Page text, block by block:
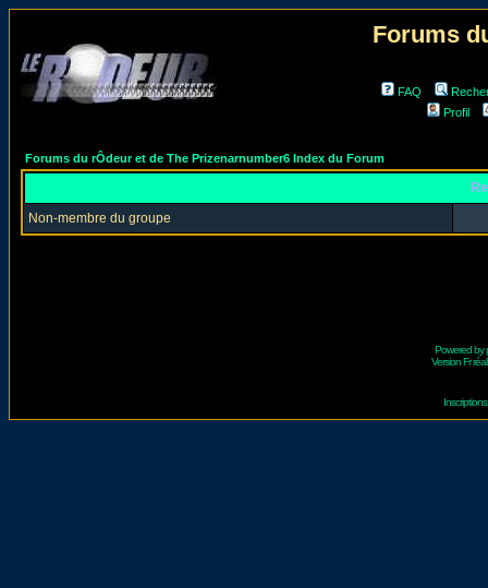
Forums
FAQ
Profil
Forums du rÔdeur et de The Prizenarnumber6 Index du Forum
Non-membre du groupe
Powered by
Version Fr